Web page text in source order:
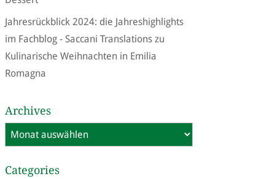
Jahresrückblick 2024: die Jahreshighlights
im Fachblog - Saccani Translationszu
Kulinarische Weihnachten in Emilia
Romagna
Archives
Archives
Categories